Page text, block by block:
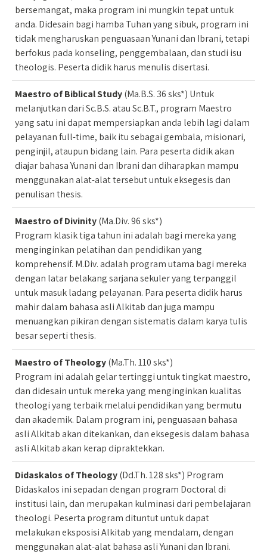
bersemangat, maka program ini mungkin tepat untuk
anda. Didesain bagi hamba Tuhan yang sibuk, program ini
tidak mengharuskan penguasaan Yunani dan Ibrani, tetapi
berfokus pada konseling, penggembalaan, dan studi isu
theologis. Peserta didik harus menulis disertasi.
Maestro of Biblical Study(Ma.B.S. 36 sks*) Untuk
melanjutkan dari Sc.B.S. atau Sc.B.T., program Maestro
yang satu ini dapat mempersiapkan anda lebih lagi dalam
pelayanan full-time, baik itu sebagai gembala, misionari,
penginjil, ataupun bidang lain. Para peserta didik akan
diajar bahasa Yunani dan Ibrani dan diharapkan mampu
menggunakan alat-alat tersebut untuk eksegesis dan
penulisan thesis.
Maestro of Divinity(Ma.Div. 96 sks*)
Program klasik tiga tahun ini adalah bagi mereka yang
menginginkan pelatihan dan pendidikan yang
komprehensif. M.Div. adalah program utama bagi mereka
dengan latar belakang sarjana sekuler yang terpanggil
untuk masuk ladang pelayanan. Para peserta didik harus
mahir dalam bahasa asli Alkitab dan juga mampu
menuangkan pikiran dengan sistematis dalam karya tulis
besar seperti thesis.
Maestro of Theology(Ma.Th. 110 sks*)
Program ini adalah gelar tertinggi untuk tingkat maestro,
dan didesain untuk mereka yang menginginkan kualitas
theologi yang terbaik melalui pendidikan yang bermutu
dan akademik. Dalam program ini, penguasaan bahasa
asli Alkitab akan ditekankan, dan eksegesis dalam bahasa
asli Alkitab akan kerap dipraktekkan.
Didaskalos of Theology(Dd.Th. 128 sks*) Program
Didaskalos ini sepadan dengan program Doctoral di
institusi lain, dan merupakan kulminasi dari pembelajaran
theologi. Peserta program dituntut untuk dapat
melakukan eksposisi Alkitab yang mendalam, dengan
menggunakan alat-alat bahasa asli Yunani dan Ibrani.